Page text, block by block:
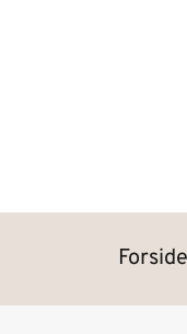
Forside